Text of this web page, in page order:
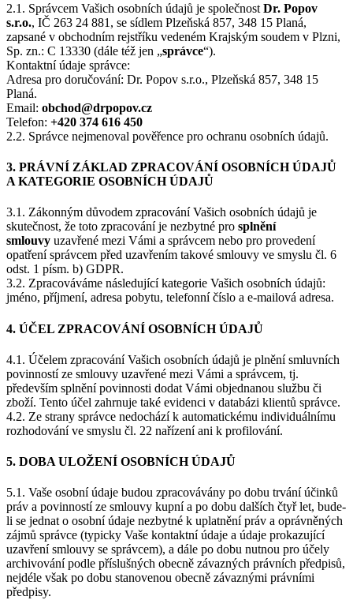
2.1. Správcem Vašich osobních údajů je společnost Dr. Popov
s.r.o., IČ 263 24 881, se sídlem Plzeňská 857, 348 15 Planá,
zapsané v obchodním rejstříku vedeném Krajským soudem v Plzni,
Sp. zn.: C 13330 (dále též jen „správce“).
Kontaktní údaje správce:
Adresa pro doručování: Dr. Popov s.r.o., Plzeňská 857, 348 15
Planá.
Email: obchod@drpopov.cz
Telefon: +420 374 616 450
2.2. Správce nejmenoval pověřence pro ochranu osobních údajů.
3. PRÁVNÍ ZÁKLAD ZPRACOVÁNÍ OSOBNÍCH ÚDAJŮ
A KATEGORIE OSOBNÍCH ÚDAJŮ
3.1. Zákonným důvodem zpracování Vašich osobních údajů je
skutečnost, že toto zpracování je nezbytné pro splnění
smlouvy uzavřené mezi Vámi a správcem nebo pro provedení
opatření správcem před uzavřením takové smlouvy ve smyslu čl. 6
odst. 1 písm. b) GDPR.
3.2. Zpracováváme následující kategorie Vašich osobních údajů:
jméno, příjmení, adresa pobytu, telefonní číslo a e-mailová adresa.
4. ÚČEL ZPRACOVÁNÍ OSOBNÍCH ÚDAJŮ
4.1. Účelem zpracování Vašich osobních údajů je plnění smluvních
povinností ze smlouvy uzavřené mezi Vámi a správcem, tj.
především splnění povinnosti dodat Vámi objednanou službu či
zboží. Tento účel zahrnuje také evidenci v databázi klientů správce.
4.2. Ze strany správce nedochází k automatickému individuálnímu
rozhodování ve smyslu čl. 22 nařízení ani k profilování.
5. DOBA ULOŽENÍ OSOBNÍCH ÚDAJŮ
5.1. Vaše osobní údaje budou zpracovávány po dobu trvání účinků
práv a povinností ze smlouvy kupní a po dobu dalších čtyř let, bude-
li se jednat o osobní údaje nezbytné k uplatnění práv a oprávněných
zájmů správce (typicky Vaše kontaktní údaje a údaje prokazující
uzavření smlouvy se správcem), a dále po dobu nutnou pro účely
archivování podle příslušných obecně závazných právních předpisů,
nejdéle však po dobu stanovenou obecně závaznými právními
předpisy.